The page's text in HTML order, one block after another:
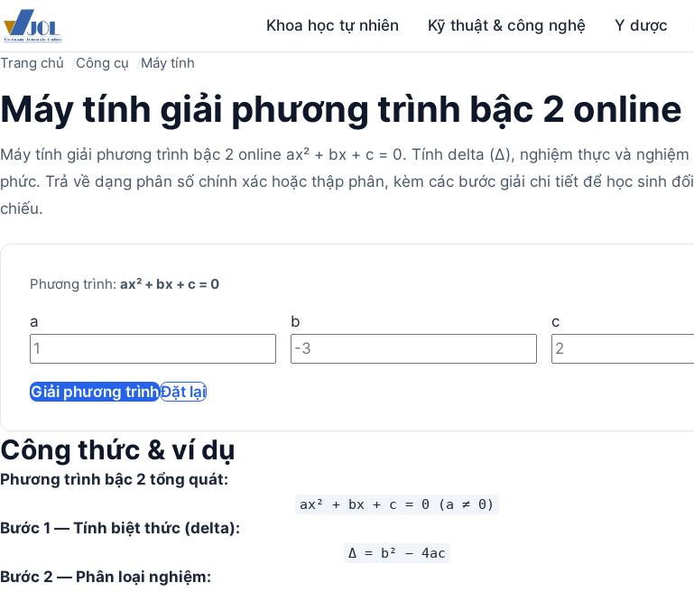
Khoa học tự nhiên Kỹ thuật & công nghệ Y dược
Trang chủ Công cụ Máy tính
Máy tính giải phương trình bậc 2 online
Máy tính giải phương trình bậc 2 online ax² + bx + c = 0. Tính delta (Δ), nghiệm thực và nghiệm
phức. Trả về dạng phân số chính xác hoặc thập phân, kèm các bước giải chi tiết để học sinh đối
chiếu.
Máy
tính
Phương trình: ax² + bx + c = 0
a b c
Giải phương trìnhĐặt lại
Công thức & ví dụ
Phương trình bậc 2 tổng quát:
ax² + bx + c = 0 (a ≠ 0)
Bước 1 — Tính biệt thức (delta):
Δ = b² − 4ac
Bước 2 — Phân loại nghiệm: